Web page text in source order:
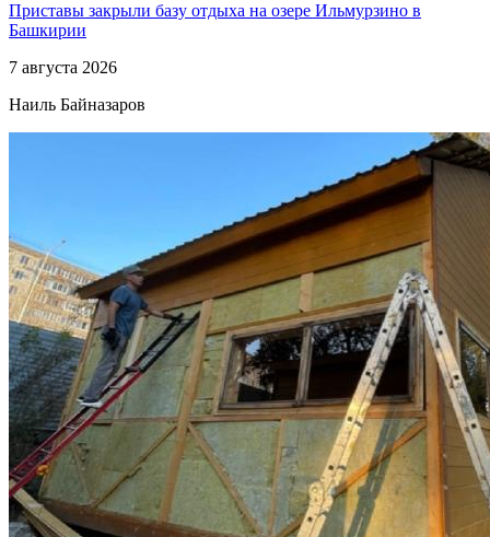
Приставы закрыли базу отдыха на озере Ильмурзино в
Башкирии
7 августа 2026
Наиль Байназаров